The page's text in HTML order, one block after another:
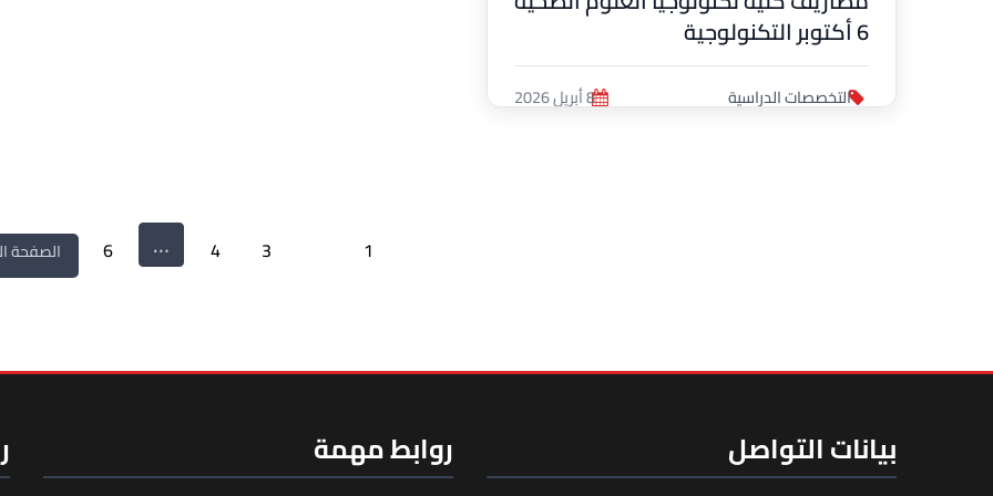
6 أكتوبر التكنولوجية
التخصصات الدراسية 8 أبريل 2026
1
3
4
…
6 الصفحة
بيانات التواصل روابط مهمة